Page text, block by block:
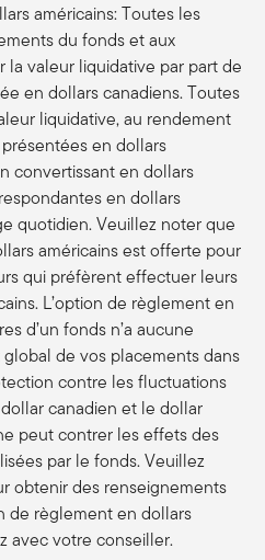
américains: Toutes les
du fonds et aux
la valeur liquidative par part de
en dollars canadiens. Toutes
liquidative, au rendement
en dollars
convertissant en dollars
en dollars
quotidien. Veuillez noter que
américains est offerte pour
qui préfèrent effectuer leurs
L’option de règlement en
d’un fonds n’a aucune
de vos placements dans
contre les fluctuations
canadien et le dollar
peut contrer les effets des
par le fonds. Veuillez
obtenir des renseignements
de règlement en dollars
avec votre conseiller.